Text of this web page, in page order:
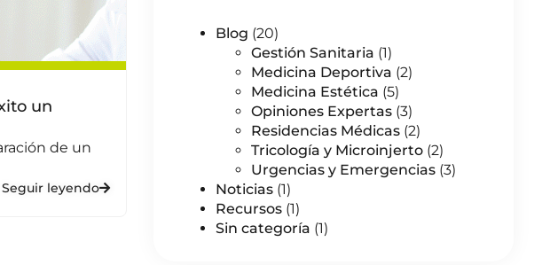
un
de un
Seguir leyendo
Blog (20)
Gestión Sanitaria (1)
Medicina Deportiva (2)
Medicina Estética (5)
Opiniones Expertas(3)
Residencias Médicas(2)
Tricología y Microinjerto(2)
Urgencias y Emergencias(3)
Noticias(1)
Recursos(1)
Sin categoría (1)